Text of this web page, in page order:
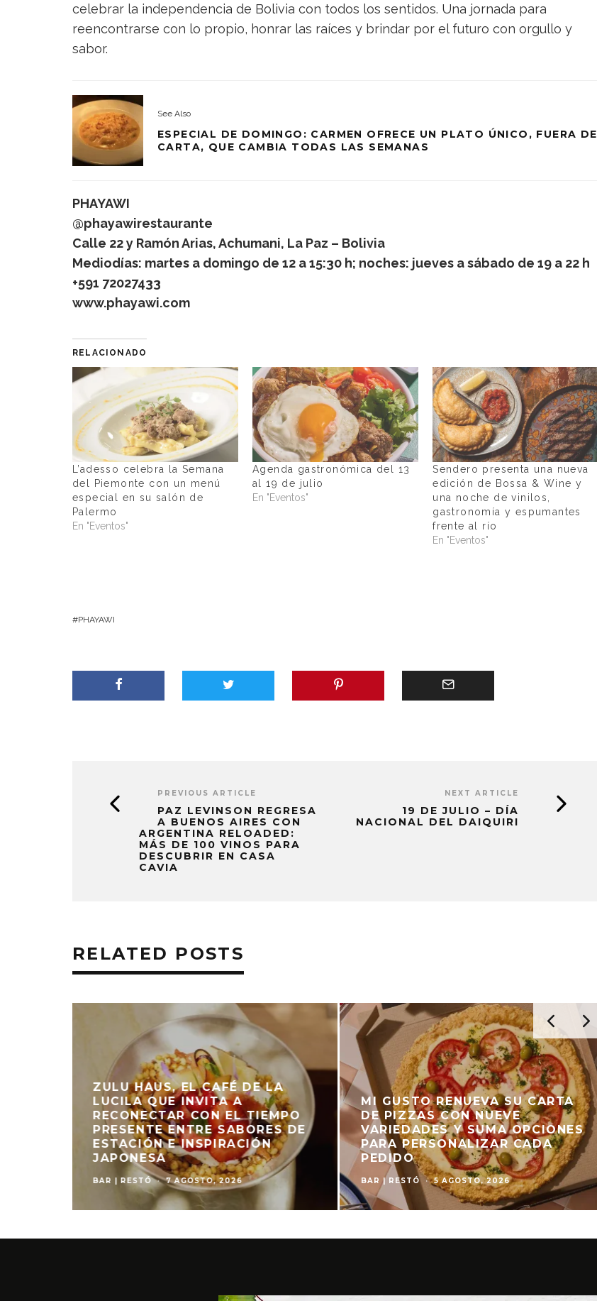
celebrar la independencia de Bolivia con todos los sentidos. Una jornada para
reencontrarse con lo propio, honrar las raíces y brindar por el futuro con orgullo y
sabor.
See Also
ESPECIAL DE DOMINGO: CARMEN OFRECE UN PLATO ÚNICO, FUERA DE
CARTA, QUE CAMBIA TODAS LAS SEMANAS
PHAYAWI
@phayawirestaurante
Calle 22 y Ramón Arias, Achumani, La Paz – Bolivia
Mediodías: martes a domingo de 12 a 15:30 h; noches: jueves a sábado de 19 a 22 h
+591 72027433
www.phayawi.com
RELACIONADO
L’adesso celebra la Semana
del Piemonte con un menú
especial en su salón de
Palermo
En "Eventos"
Agenda gastronómica del 13
al 19 de julio
En "Eventos"
Sendero presenta una nueva
edición de Bossa & Wine y
una noche de vinilos,
gastronomía y espumantes
frente al río
En "Eventos"
PHAYAWI
PREVIOUS ARTICLE
PAZ LEVINSON REGRESA
A BUENOS AIRES CON
ARGENTINA RELOADED:
MÁS DE 100 VINOS PARA
DESCUBRIR EN CASA
CAVIA
NEXT ARTICLE
19 DE JULIO – DÍA
NACIONAL DEL DAIQUIRI
RELATED POSTS
ZULU HAUS, EL CAFÉ DE LA
LUCILA QUE INVITA A
RECONECTAR CON EL TIEMPO
PRESENTE ENTRE SABORES DE
ESTACIÓN E INSPIRACIÓN
JAPONESA
BAR | RESTÓ · 7 AGOSTO, 2026
MI GUSTO RENUEVA SU CARTA
DE PIZZAS CON NUEVE
VARIEDADES Y SUMA OPCIONES
PARA PERSONALIZAR CADA
PEDIDO
BAR | RESTÓ · 5 AGOSTO, 2026